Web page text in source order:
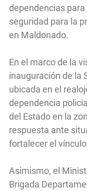
dependencias
seguridad para la
en Maldonado.
En el marco de la
inauguración de la
ubicada en el
dependencia
del Estado en la
respuesta ante
fortalecer el
Asimismo, el
Brigada